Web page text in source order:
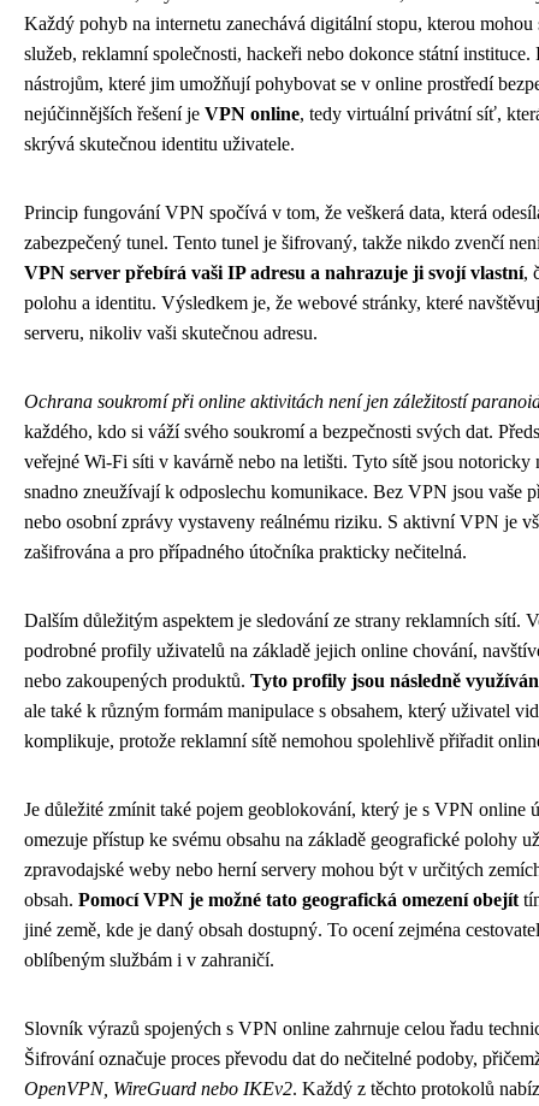
Každý pohyb na internetu zanechává digitální stopu, kterou
služeb, reklamní společnosti, hackeři nebo dokonce státní
nástrojům, které jim umožňují pohybovat se v online prostředí
nejúčinnějších řešení je VPN online, tedy virtuální privátní síť,
skrývá skutečnou identitu uživatele.
Princip fungování VPN spočívá v tom, že veškerá data, která
zabezpečený tunel. Tento tunel je šifrovaný, takže nikdo zvenčí
VPN server přebírá vaši IP adresu a nahrazuje ji svojí vlastní,
polohu a identitu. Výsledkem je, že webové stránky, které
serveru, nikoliv vaši skutečnou adresu.
Ochrana soukromí při online aktivitách není jen záležitostí
každého, kdo si váží svého soukromí a bezpečnosti svých dat.
veřejné Wi-Fi síti v kavárně nebo na letišti. Tyto sítě jsou notoricky
snadno zneužívají k odposlechu komunikace. Bez VPN jsou vaše
nebo osobní zprávy vystaveny reálnému riziku. S aktivní VPN je
zašifrována a pro případného útočníka prakticky nečitelná.
Dalším důležitým aspektem je sledování ze strany reklamních sítí.
podrobné profily uživatelů na základě jejich online chování,
nebo zakoupených produktů. Tyto profily jsou následně
ale také k různým formám manipulace s obsahem, který uživatel
komplikuje, protože reklamní sítě nemohou spolehlivě přiřadit
Je důležité zmínit také pojem geoblokování, který je s VPN online
omezuje přístup ke svému obsahu na základě geografické polohy
zpravodajské weby nebo herní servery mohou být v určitých
obsah. Pomocí VPN je možné tato geografická omezení obejít
jiné země, kde je daný obsah dostupný. To ocení zejména
oblíbeným službám i v zahraničí.
Slovník výrazů spojených s VPN online zahrnuje celou řadu
Šifrování označuje proces převodu dat do nečitelné podoby,
OpenVPN, WireGuard nebo IKEv2. Každý z těchto protokolů